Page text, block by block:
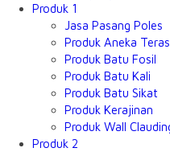
Produk 1
Jasa Pasang Poles
Produk Aneka
Produk Batu Fosil
Produk Batu Kali
Produk Batu Sikat
Produk Kerajinan
Produk Wall
Produk 2